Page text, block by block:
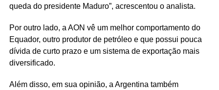
queda do presidente Maduro”, acrescentou o analista.
Por outro lado, a AON vê um melhor comportamento do
Equador, outro produtor de petróleo e que possui pouca
dívida de curto prazo e um sistema de exportação mais
diversificado.
Além disso, em sua opinião, a Argentina também